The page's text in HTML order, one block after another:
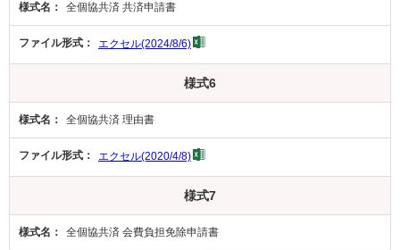
全個協共済 共済申請書
エクセル(2024/8/6)
様式6
全個協共済 理由書
エクセル(2020/4/8)
様式7
全個協共済 会費負担免除申請書